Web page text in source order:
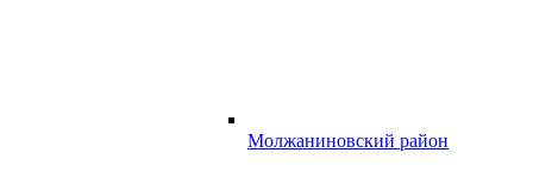
Молжаниновский район